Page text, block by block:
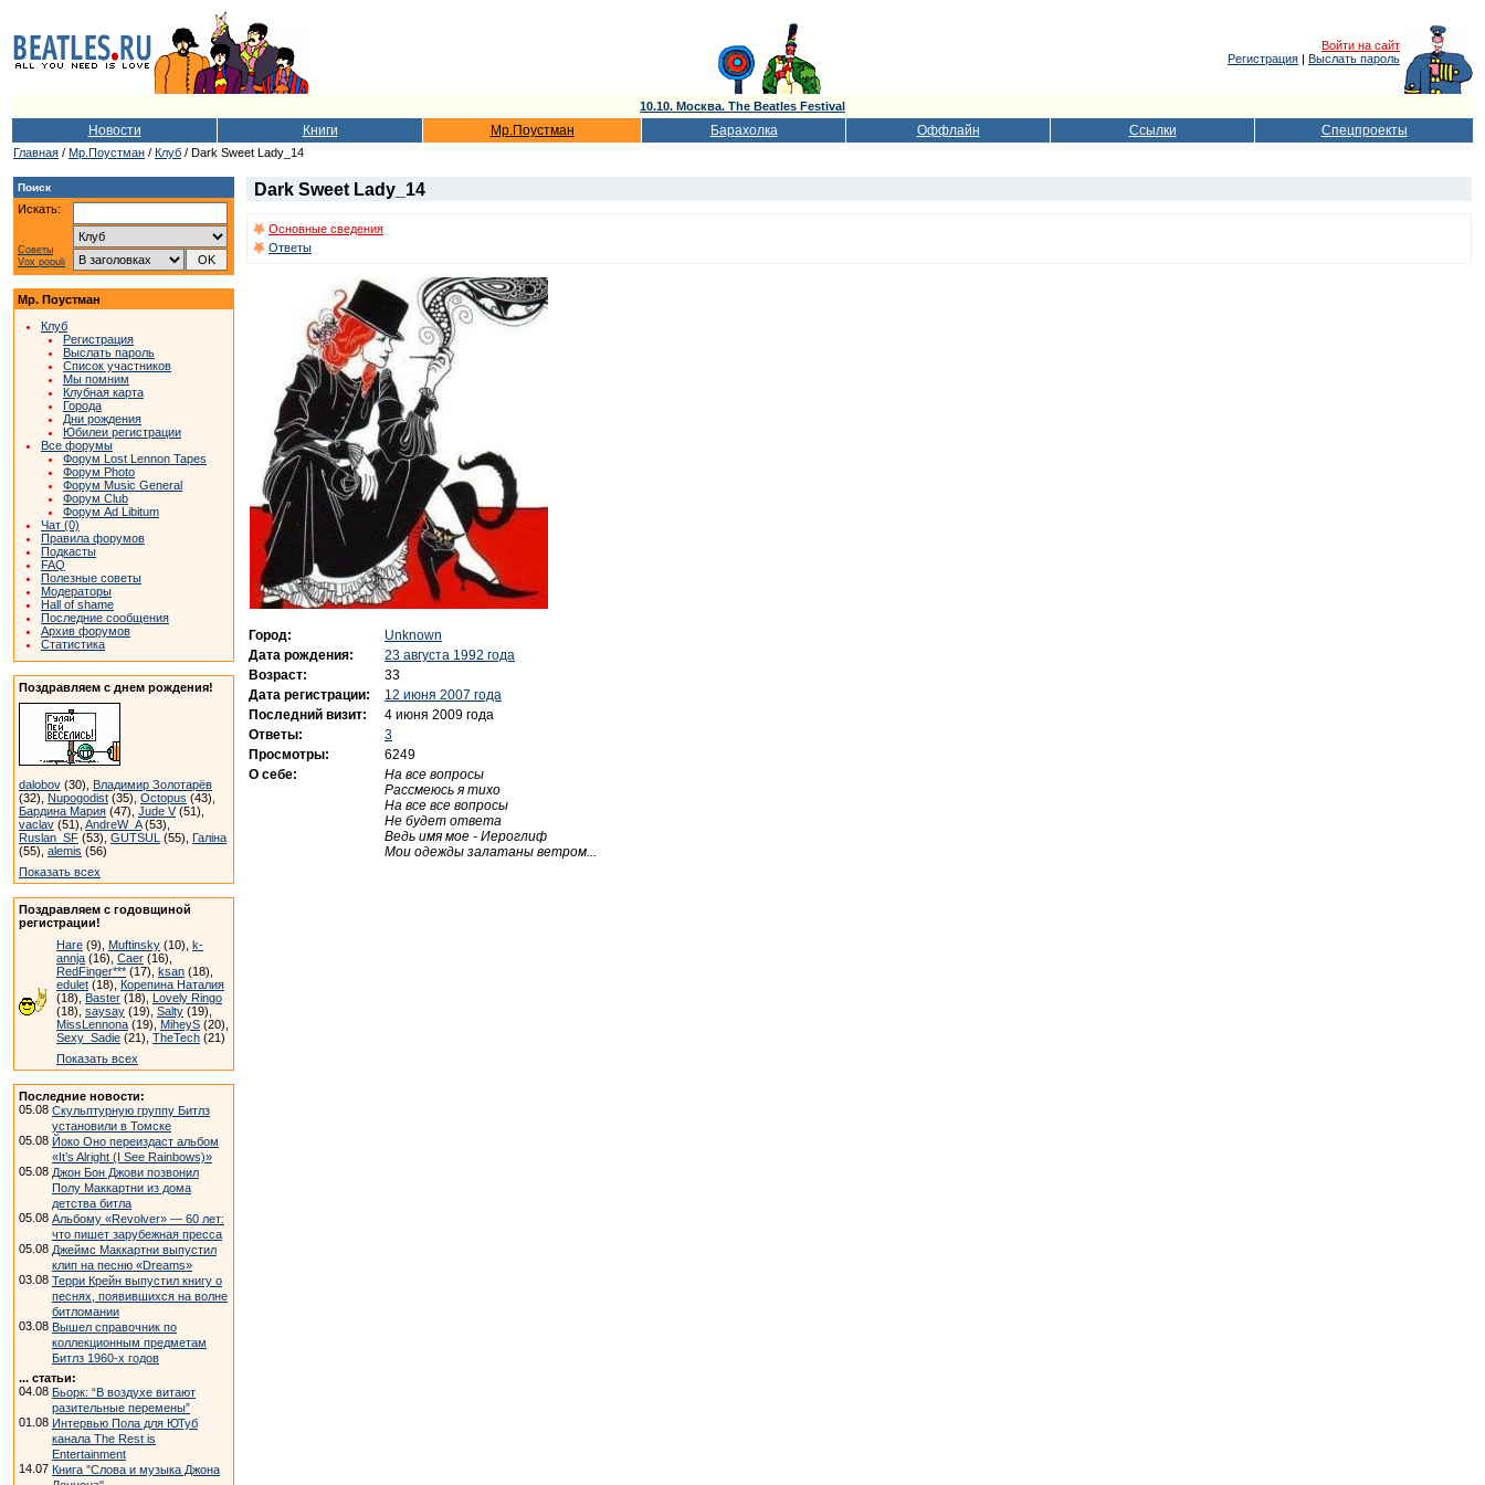
Войти на сайт
Регистрация | Выслать пароль
10.10. Москва. The Beatles Festival
Новости Книги Мр.Поустман Барахолка Оффлайн Ссылки Спецпроекты
Главная / Мр.Поустман / Клуб / Dark Sweet Lady_14
Поиск
Искать:
Советы
Vox populi
Мр. Поустман
Клуб
Регистрация
Выслать пароль
Список участников
Мы помним
Клубная карта
Города
Дни рождения
Юбилеи регистрации
Все форумы
Форум Lost Lennon Tapes
Форум Photo
Форум Music General
Форум Club
Форум Ad Libitum
Чат (0)
Правила форумов
Подкасты
FAQ
Полезные советы
Модераторы
Hall of shame
Последние сообщения
Архив форумов
Статистика
Поздравляем с днем рождения!
dalobov (30), Владимир Золотарёв
(32), Nupogodist (35), Octopus (43),
Бардина Мария (47), Jude V(51),
vaclav (51), AndreW_A(53),
Ruslan_SF (53), GUTSUL (55), Галіна
(55), alemis (56)
Показать всех
Поздравляем с годовщиной
регистрации!
Hare (9), Muftinsky (10), k-
annja (16), Caer (16),
RedFinger*** (17), ksan (18),
edulet (18), Корепина Наталия
(18), Baster (18), Lovely Ringo
(18), saysay (19), Salty (19),
MissLennona (19), MiheyS (20),
Sexy_Sadie (21), TheTech (21)
Показать всех
Последние новости:
05.08 Скульптурную группу Битлз
установили в Томске
05.08 Йоко Оно переиздаст альбом
«It’s Alright (I See Rainbows)»
05.08 Джон Бон Джови позвонил
Полу Маккартни из дома
детства битла
05.08 Альбому «Revolver» — 60 лет:
что пишет зарубежная пресса
05.08 Джеймс Маккартни выпустил
клип на песню «Dreams»
03.08 Терри Крейн выпустил книгу о
песнях, появившихся на волне
битломании
03.08 Вышел справочник по
коллекционным предметам
Битлз 1960-х годов
... статьи:
04.08 Бьорк: “В воздухе витают
разительные перемены”
01.08 Интервью Пола для ЮТуб
канала The Rest is
Entertainment
14.07 Книга "Слова и музыка Джона
Dark Sweet Lady_14
Основные сведения
Ответы
Город:
Unknown
Дата рождения:
23 августа 1992 года
Возраст:
33
Дата регистрации:
12 июня 2007 года
Последний визит:
4 июня 2009 года
Ответы:
3
Просмотры:
6249
О себе:
На все вопросы
Рассмеюсь я тихо
На все все вопросы
Не будет ответа
Ведь имя мое - Иероглиф
Мои одежды залатаны ветром...